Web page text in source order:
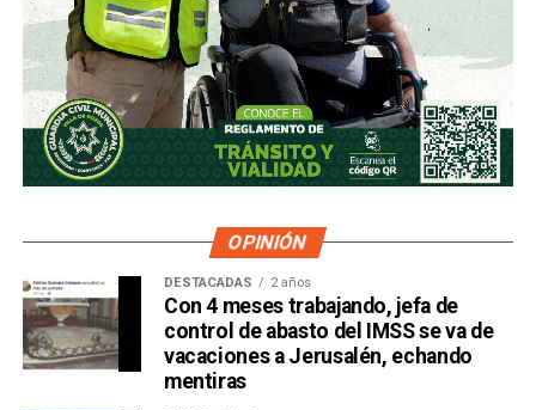
OPINIÓN
DESTACADAS 2 años
Con 4 meses trabajando, jefa de
control de abasto del IMSS se va de
vacaciones a Jerusalén, echando
mentiras